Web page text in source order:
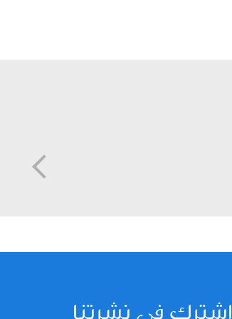
اشترك في نشرتنا